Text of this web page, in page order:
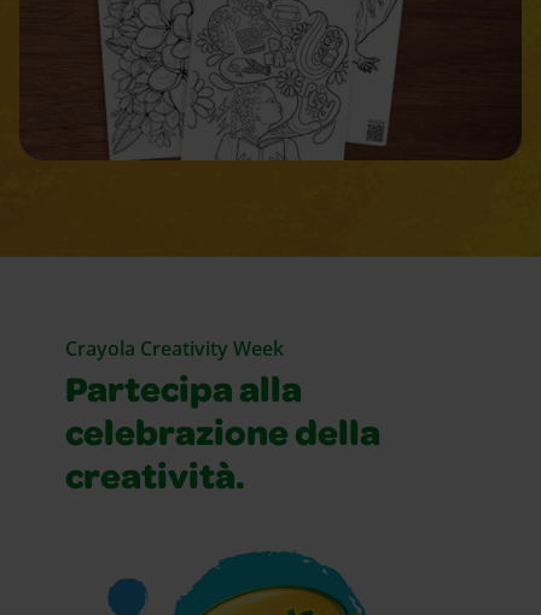
Crayola Creativity Week
Partecipa alla
celebrazione della
creatività.